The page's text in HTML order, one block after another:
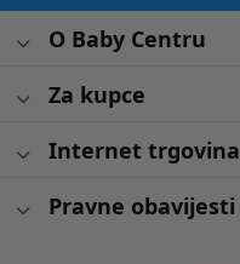
O Baby Centru
Za kupce
Internet trgovina
Pravne obavijesti